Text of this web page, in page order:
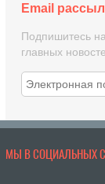
Email
Подпишитесь
главных
МЫ В СОЦИАЛЬНЫХ